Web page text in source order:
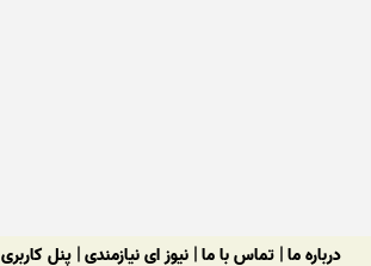
درباره ما|تماس با ما|نیوز ای نیازمندی|پنل کاربری